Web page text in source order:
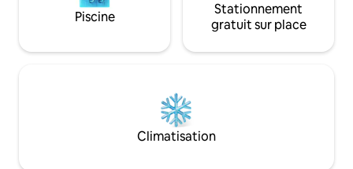
Piscine
Stationnement
gratuit sur place
Climatisation